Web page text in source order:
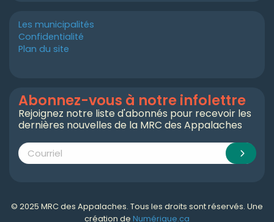
Les municipalités
Confidentialité
Plan du site
Abonnez-vous à notre infolettre
Rejoignez notre liste d'abonnés pour recevoir les
dernières nouvelles de la MRC des Appalaches
© 2025 MRC des Appalaches. Tous les droits sont réservés. Une
création de Numérique.ca